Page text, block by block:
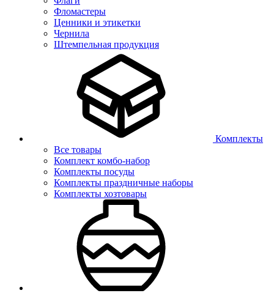
Фломастеры
Ценники и этикетки
Чернила
Штемпельная продукция
Комплекты
Все товары
Комплект комбо-набор
Комплекты посуды
Комплекты праздничные наборы
Комплекты хозтовары